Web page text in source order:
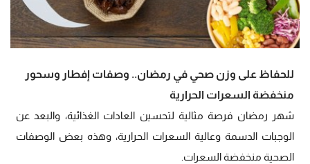
للحفاظ على وزن صحي في رمضان.. وصفات إفطار وسحور
منخفضة السعرات الحرارية
شهر رمضان فرصة مثالية لتحسين العادات الغذائية، والبعد عن
الوجبات الدسمة وعالية السعرات الحرارية، وهذه بعض الوصفات
الصحية منخفضة السعرات.